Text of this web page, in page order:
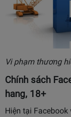
Vi phạm thương
Chính sách
hang, 18+
Hiện tại